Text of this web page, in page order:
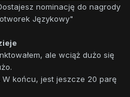
nominację do nagrody
Językowy"
ale wciąż dużo się
końcu, jest jeszcze 20 parę